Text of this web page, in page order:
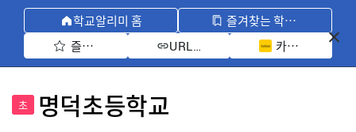
학교알리미 홈
즐겨찾는 학교 모아보기
즐겨찾기 선택
URL 복사 카카오톡 공유
초 명덕초등학교